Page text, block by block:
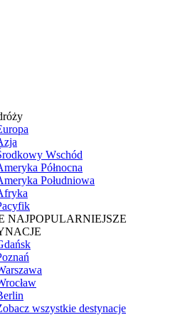
Wschód
Północna
Południowa
NAJPOPULARNIEJSZE
wszystkie destynacje